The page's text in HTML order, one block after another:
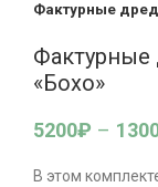
Фактурные
Фактурные
«Бохо»
5200₽ –
В этом